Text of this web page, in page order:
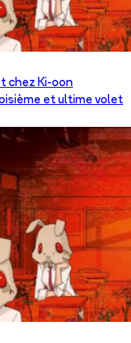
chez Ki-oon
et ultime volet